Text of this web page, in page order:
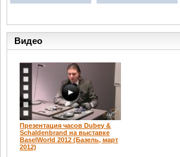
Видео
Презентация часов Dubey &
Schaldenbrand на выставке
BaselWorld 2012 (Базель, март
2012)